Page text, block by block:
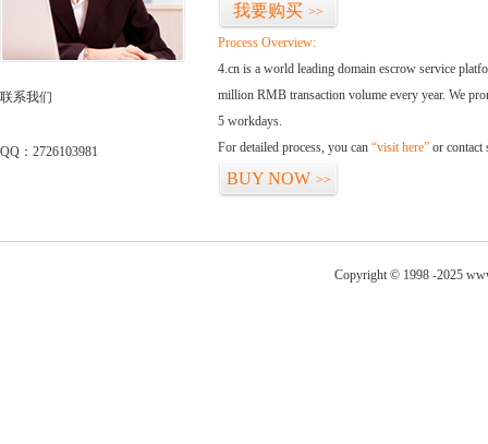
联系我们
QQ：2726103981
我要购买 >>
Process Overview:
4.cn is a world leading domain escrow service
million RMB transaction volume every year. We
5 workdays.
For detailed process, you can “visit here” or contact
BUY NOW >>
Copyright © 1998 -2025